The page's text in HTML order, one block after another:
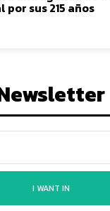
sus 215 años
I WANT IN